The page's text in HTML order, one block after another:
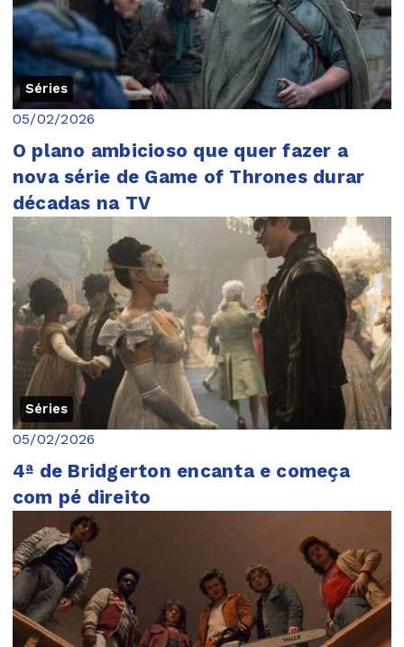
Séries
05/02/2026
O plano ambicioso que quer fazer a
nova série de Game of Thrones durar
décadas na TV
Séries
05/02/2026
4ª de Bridgerton encanta e começa
com pé direito